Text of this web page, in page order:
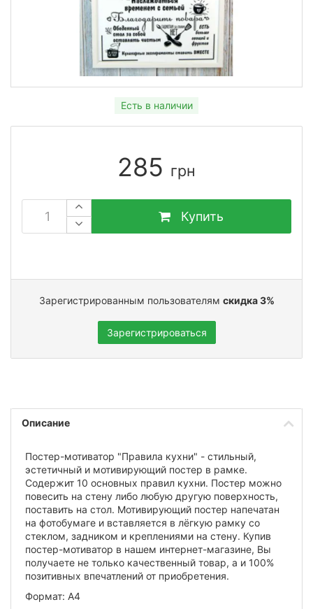
Есть в наличии
285 грн
Купить
Зарегистрированным пользователям скидка 3%
Зарегистрироваться
Описание
Постер-мотиватор "Правила кухни" - стильный,
эстетичный и мотивирующий постер в рамке.
Содержит 10 основных правил кухни. Постер можно
повесить на стену либо любую другую поверхность,
поставить на стол. Мотивирующий постер напечатан
на фотобумаге и вставляется в лёгкую рамку со
стеклом, задником и креплениями на стену. Купив
постер-мотиватор в нашем интернет-магазине, Вы
получаете не только качественный товар, а и 100%
позитивных впечатлений от приобретения.
Формат: А4